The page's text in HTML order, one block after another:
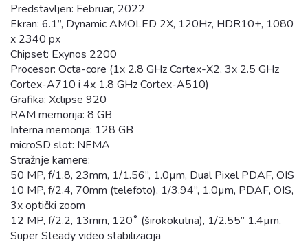
Predstavljen: Februar, 2022
Ekran: 6.1”, Dynamic AMOLED 2X, 120Hz, HDR10+, 1080
x 2340 px
Chipset: Exynos 2200
Procesor: Octa-core (1x 2.8 GHz Cortex-X2, 3x 2.5 GHz
Cortex-A710 i 4x 1.8 GHz Cortex-A510)
Grafika: Xclipse 920
RAM memorija: 8 GB
Interna memorija: 128 GB
microSD slot: NEMA
Stražnje kamere:
50 MP, f/1.8, 23mm, 1/1.56”, 1.0µm, Dual Pixel PDAF, OIS
10 MP, f/2.4, 70mm (telefoto), 1/3.94”, 1.0µm, PDAF, OIS,
3x optički zoom
12 MP, f/2.2, 13mm, 120˚ (širokokutna), 1/2.55” 1.4µm,
Super Steady video stabilizacija